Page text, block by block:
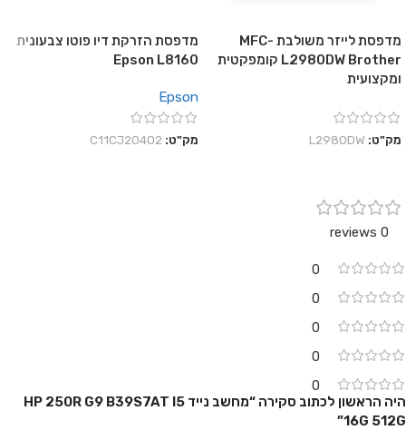
מדפסת לייזר משולבת MFC-
L2980DW Brother קומפקטית
ומקצועית
מק"ט: L2980DW
מדפסת הזרקת דיו פוטו צבעונית
Epson L8160
Epson
מק"ט: C11CJ20402
0 reviews
0
0
0
0
0
היה הראשון לכתוב סקירה “מחשב נייד HP 250R G9 B39S7AT I5
16G 512G”